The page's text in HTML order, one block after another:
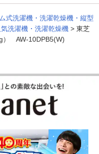
式洗濯機・洗濯乾燥機・縦型
洗濯機・洗濯乾燥機 > 東芝
AW-10DPB5(W)